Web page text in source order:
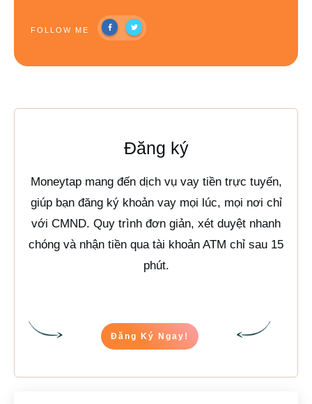
FOLLOW ME
Đăng ký
Moneytap mang đến dịch vụ vay tiền trực tuyến,
giúp bạn đăng ký khoản vay mọi lúc, mọi nơi chỉ
với CMND. Quy trình đơn giản, xét duyệt nhanh
chóng và nhận tiền qua tài khoản ATM chỉ sau 15
phút.
Đăng Ký Ngay!